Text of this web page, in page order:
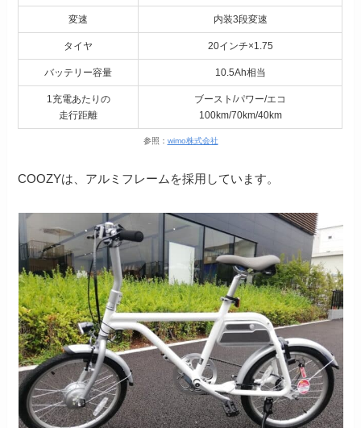
変速 内装3段変速
タイヤ 20インチ×1.75
バッテリー容量 10.5Ah相当
1充電あたりの
走行距離
ブースト/パワー/エコ
100km/70km/40km
参照： wimo株式会社
COOZYは、アルミフレームを採用しています。